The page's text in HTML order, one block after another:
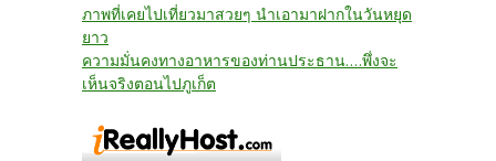
ภาพที่เคยไปเที่ยวมาสวยๆ นำเอามาฝากในวันหยุด
ยาว
ความมั่นคงทางอาหารของท่านประธาน....พึ่งจะ
เห็นจริงตอนไปภูเก็ต